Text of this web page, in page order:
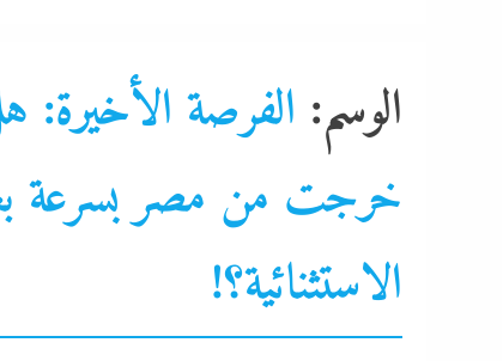
الوسم: الفرصة الأخيرة:
خرجت من مصر بسرعة
الاستثنائية؟!
اقتصاد البنوك البيزنس التحليل اللحظي الحكومة